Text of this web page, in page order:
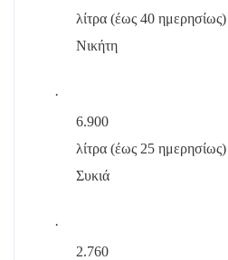
λίτρα (έως 40
Νικήτη
·
6.900
λίτρα (έως 25
Συκιά
·
2.760